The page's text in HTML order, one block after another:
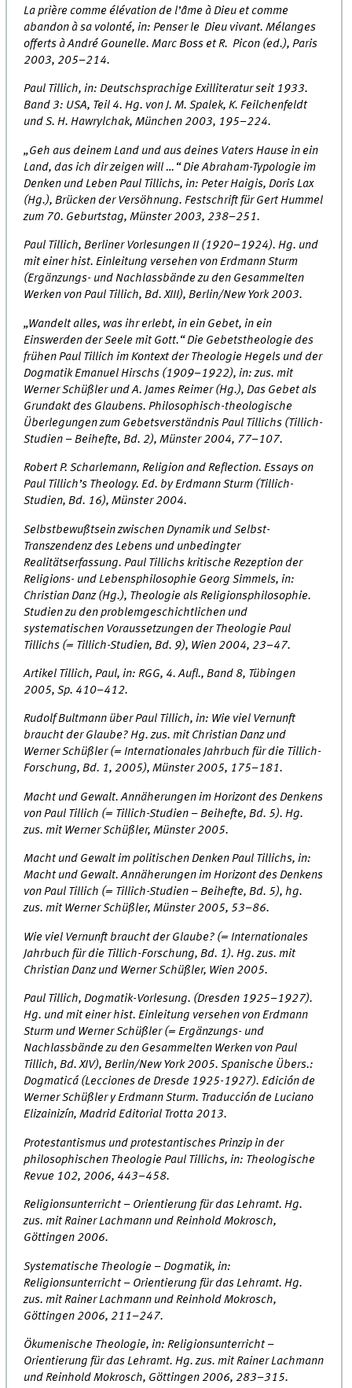
La prière comme élévation de l’âme à Dieu et comme
abandon à sa volonté, in: Penser le Dieu vivant. Mélanges
offerts à André Gounelle. Marc Boss et R. Picon (ed.), Paris
2003, 205–214.
Paul Tillich, in: Deutschsprachige Exilliteratur seit 1933.
Band 3: USA, Teil 4. Hg. von J. M. Spalek, K. Feilchenfeldt
und S. H. Hawrylchak, München 2003, 195–224.
„Geh aus deinem Land und aus deines Vaters Hause in ein
Land, das ich dir zeigen will …“ Die Abraham-Typologie im
Denken und Leben Paul Tillichs, in: Peter Haigis, Doris Lax
(Hg.), Brücken der Versöhnung. Festschrift für Gert Hummel
zum 70. Geburtstag, Münster 2003, 238–251.
Paul Tillich, Berliner Vorlesungen II (1920–1924). Hg. und
mit einer hist. Einleitung versehen von Erdmann Sturm
(Ergänzungs- und Nachlassbände zu den Gesammelten
Werken von Paul Tillich, Bd. XIII), Berlin/New York 2003.
„Wandelt alles, was ihr erlebt, in ein Gebet, in ein
Einswerden der Seele mit Gott.“ Die Gebetstheologie des
frühen Paul Tillich im Kontext der Theologie Hegels und der
Dogmatik Emanuel Hirschs (1909–1922), in: zus. mit
Werner Schüßler und A. James Reimer (Hg.), Das Gebet als
Grundakt des Glaubens. Philosophisch-theologische
Überlegungen zum Gebetsverständnis Paul Tillichs (Tillich-
Studien – Beihefte, Bd. 2), Münster 2004, 77–107.
Robert P. Scharlemann, Religion and Reflection. Essays on
Paul Tillich’s Theology. Ed. by Erdmann Sturm (Tillich-
Studien, Bd. 16), Münster 2004.
Selbstbewußtsein zwischen Dynamik und Selbst-
Transzendenz des Lebens und unbedingter
Realitätserfassung. Paul Tillichs kritische Rezeption der
Religions- und Lebensphilosophie Georg Simmels, in:
Christian Danz (Hg.), Theologie als Religionsphilosophie.
Studien zu den problemgeschichtlichen und
systematischen Voraussetzungen der Theologie Paul
Tillichs (= Tillich-Studien, Bd. 9), Wien 2004, 23–47.
Artikel Tillich, Paul, in: RGG, 4. Aufl., Band 8, Tübingen
2005, Sp. 410–412.
Rudolf Bultmann über Paul Tillich, in: Wie viel Vernunft
braucht der Glaube? Hg. zus. mit Christian Danz und
Werner Schüßler (= Internationales Jahrbuch für die Tillich-
Forschung, Bd. 1, 2005), Münster 2005, 175–181.
Macht und Gewalt. Annäherungen im Horizont des Denkens
von Paul Tillich (= Tillich-Studien – Beihefte, Bd. 5). Hg.
zus. mit Werner Schüßler, Münster 2005.
Macht und Gewalt im politischen Denken Paul Tillichs, in:
Macht und Gewalt. Annäherungen im Horizont des Denkens
von Paul Tillich (= Tillich-Studien – Beihefte, Bd. 5), hg.
zus. mit Werner Schüßler, Münster 2005, 53–86.
Wie viel Vernunft braucht der Glaube? (= Internationales
Jahrbuch für die Tillich-Forschung, Bd. 1). Hg. zus. mit
Christian Danz und Werner Schüßler, Wien 2005.
Paul Tillich, Dogmatik-Vorlesung. (Dresden 1925–1927).
Hg. und mit einer hist. Einleitung versehen von Erdmann
Sturm und Werner Schüßler (= Ergänzungs- und
Nachlassbände zu den Gesammelten Werken von Paul
Tillich, Bd. XIV), Berlin/New York 2005. Spanische Übers.:
Dogmaticá (Lecciones de Dresde 1925-1927). Edición de
Werner Schüßler y Erdmann Sturm. Traducción de Luciano
Elizainizín, Madrid Editorial Trotta 2013.
Protestantismus und protestantisches Prinzip in der
philosophischen Theologie Paul Tillichs, in: Theologische
Revue 102, 2006, 443–458.
Religionsunterricht – Orientierung für das Lehramt. Hg.
zus. mit Rainer Lachmann und Reinhold Mokrosch,
Göttingen 2006.
Systematische Theologie – Dogmatik, in:
Religionsunterricht – Orientierung für das Lehramt. Hg.
zus. mit Rainer Lachmann und Reinhold Mokrosch,
Göttingen 2006, 211–247.
Ökumenische Theologie, in: Religionsunterricht –
Orientierung für das Lehramt. Hg. zus. mit Rainer Lachmann
und Reinhold Mokrosch, Göttingen 2006, 283–315.